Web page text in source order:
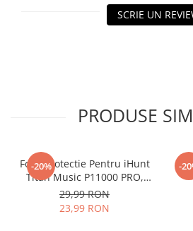
SCRIE UN
PRODUSE
-20%
Folie Protectie Pentru iHunt
Titan Music P11000 PRO,
VDOO
29,99 RON
23,99 RON
-